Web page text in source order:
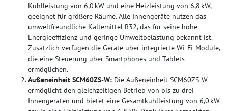
Kühlleistung von 6,0 kW und eine Heizleistung von 6,8 kW,
geeignet für größere Räume. Alle Innengeräte nutzen das
umweltfreundliche Kältemittel R32, das für seine hohe
Energieeffizienz und geringe Umweltbelastung bekannt ist.
Zusätzlich verfügen die Geräte über integrierte Wi-Fi-Module,
die eine Steuerung über Smartphones und Tablets
ermöglichen.
Außeneinheit SCM60ZS-W: Die Außeneinheit SCM60ZS-W
ermöglicht den gleichzeitigen Betrieb von bis zu drei
Innengeräten und bietet eine Gesamtkühlleistung von 6,0 kW